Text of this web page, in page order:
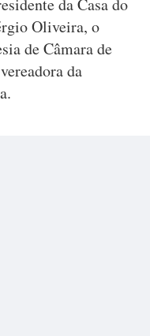
da Casa do
Oliveira, o
de Câmara de
da